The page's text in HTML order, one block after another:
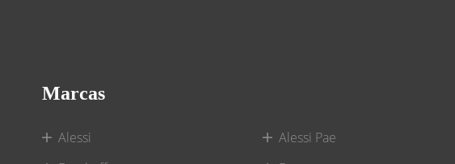
Marcas
Alessi Alessi Pae